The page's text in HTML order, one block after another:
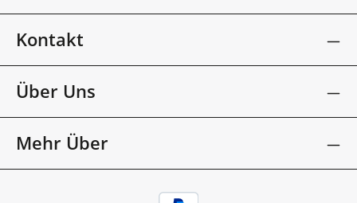
Kontakt
Über Uns
Mehr Über